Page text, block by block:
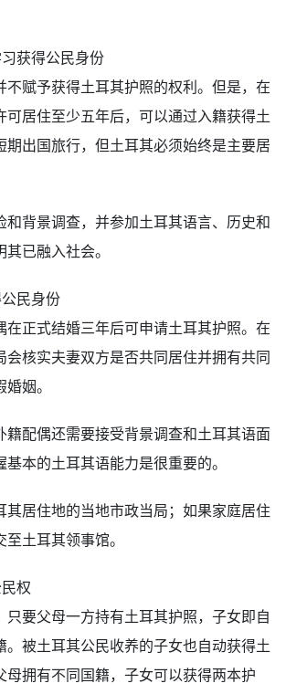
获得公民身份
不赋予获得土耳其护照的权利。但是，在
可居住至少五年后，可以通过入籍获得土
期出国旅行，但土耳其必须始终是主要居
和背景调查，并参加土耳其语言、历史和
已融入社会。
民身份
在正式结婚三年后可申请土耳其护照。在
会核实夫妻双方是否共同居住并拥有共同
姻。
籍配偶还需要接受背景调查和土耳其语面
本的土耳其语能力是很重要的。
其居住地的当地市政当局；如果家庭居住
土耳其领事馆。
权
只要父母一方持有土耳其护照，子女即自
。被土耳其公民收养的子女也自动获得土
母拥​​有不同国籍，子女可以获得两本护